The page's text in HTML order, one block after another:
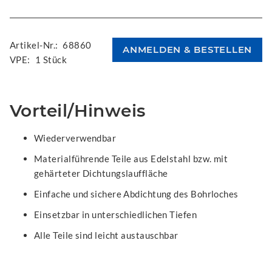
Artikel-Nr.: 68860
VPE:
1 Stück
Vorteil/Hinweis
Wiederverwendbar
Materialführende Teile aus Edelstahl bzw. mit
gehärteter Dichtungslauffläche
Einfache und sichere Abdichtung des Bohrloches
Einsetzbar in unterschiedlichen Tiefen
Alle Teile sind leicht austauschbar